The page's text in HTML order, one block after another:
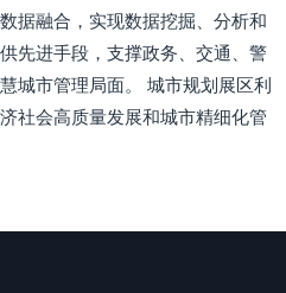
据融合，实现数据挖掘、分析和
先进手段，支撑政务、交通、警
城市管理局面。 城市规划展区利
社会高质量发展和城市精细化管